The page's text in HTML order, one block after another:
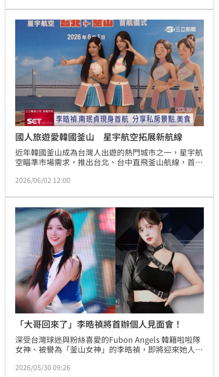
國人旅遊愛韓國釜山 星宇航空拓展新航線
近年韓國釜山成為台灣人出遊的熱門城市之一，星宇航
空瞄準市場需求，推出台北、台中直飛釜山航線，首航
景點，現場也準備豐富互動遊戲，讓旅客感受海港城市
2026/06/02 12:00
「大哥回來了」李晧禎將首辦個人見面會！
深受台灣球迷與粉絲喜愛的Fubon Angels 韓籍啦啦隊
女神、被譽為「釜山女神」的李晧禎，即將迎來她人生
禎將於6月14 日（日）於新莊凱悅嘉軒酒店舉辦首場個
2026/05/30 09:26